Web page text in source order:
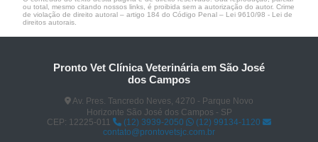
ou total, mesmo citando nossos links, é proibida sem a autorização do autor. Crime
de violação de direito autoral – artigo 184 do Código Penal – Lei 9610/98 - Lei de
direitos autorais
Pronto Vet Clínica Veterinária em São José
dos Campos
Av. Pres. Tancredo Neves, 4270 - Parque Novo
Horizonte São José dos Campos - SP
CEP: 12225-011
(12) 3939-2050
(12) 99134-1120
contato@prontovetsjc.com.br